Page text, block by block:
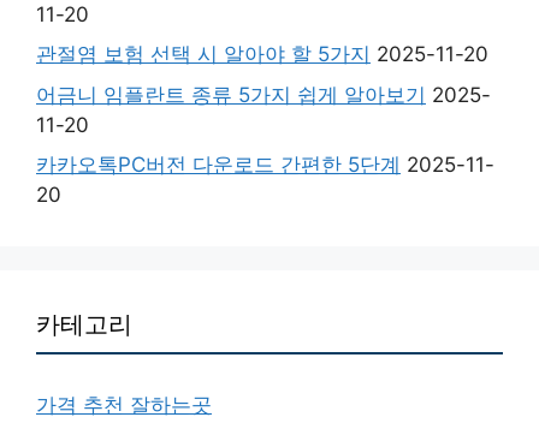
11-20
관절염 보험 선택 시 알아야 할 5가지 2025-11-20
어금니 임플란트 종류 5가지 쉽게 알아보기 2025-
11-20
카카오톡PC버전 다운로드 간편한 5단계 2025-11-
20
카테고리
가격 추천 잘하는곳